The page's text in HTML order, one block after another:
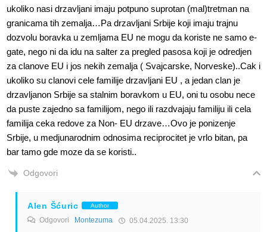
ukoliko nasi drzavljani imaju potpuno suprotan (mal)tretman na
granicama tih zemalja…Pa drzavljani Srbije koji imaju trajnu
dozvolu boravka u zemljama EU ne mogu da koriste ne samo e-
gate, nego ni da idu na salter za pregled pasosa koji je odredjen
za clanove EU i jos nekih zemalja ( Svajcarske, Norveske)..Cak i
ukoliko su clanovi cele familije drzavljani EU , a jedan clan je
drzavljanon Srbije sa stalnim boravkom u EU, oni tu osobu nece
da puste zajedno sa familijom, nego ili razdvajaju familiju ili cela
familija ceka redove za Non- EU drzave…Ovo je ponizenje
Srbije, u medjunarodnim odnosima reciprocitet je vrlo bitan, pa
bar tamo gde moze da se koristi..
Odgovori
Alen Šćuric Author
Odgovori Montezuma 05.04.2025. 13:30